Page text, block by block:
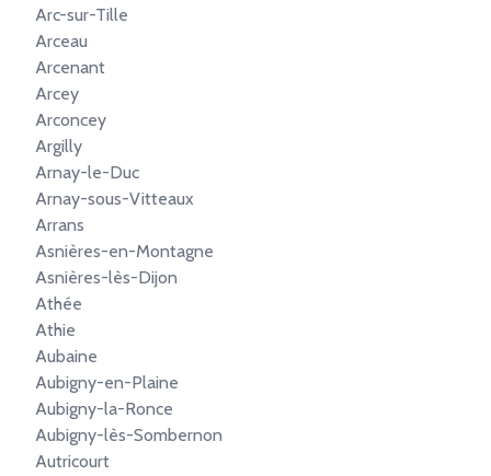
Arc-sur-Tille
Arceau
Arcenant
Arcey
Arconcey
Argilly
Arnay-le-Duc
Arnay-sous-Vitteaux
Arrans
Asnières-en-Montagne
Asnières-lès-Dijon
Athée
Athie
Aubaine
Aubigny-en-Plaine
Aubigny-la-Ronce
Aubigny-lès-Sombernon
Autricourt